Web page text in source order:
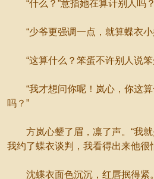
“什么？”意指她在算计别人吗？
“少爷更强调一点，就算蝶衣小
“这算什么？笨蛋不许别人说笨
“我才想问你呢！岚心，你这算
吗？”
方岚心颦了眉，凛了声。“我就
我约了蝶衣谈判，我看得出来他很
沈蝶衣面色沉沉，红唇抿得紧。